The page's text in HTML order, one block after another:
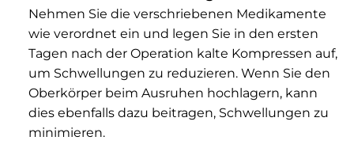
Nehmen Sie die verschriebenen Medikamente
wie verordnet ein und legen Sie in den ersten
Tagen nach der Operation kalte Kompressen auf,
um Schwellungen zu reduzieren. Wenn Sie den
Oberkörper beim Ausruhen hochlagern, kann
dies ebenfalls dazu beitragen, Schwellungen zu
minimieren.